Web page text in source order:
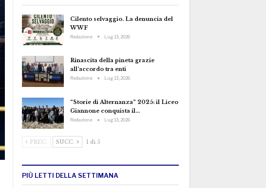
Cilento selvaggio. La denuncia del
WWF
Redazione Lug 13, 2026
Rinascita della pineta grazie
all’accordo tra enti
Redazione Lug 13, 2026
“Storie di Alternanza” 2025: il Liceo
Giannone conquista il…
Redazione Lug 13, 2026
PREC. SUCC. 1 di 5
PIÙ LETTI DELLA SETTIMANA